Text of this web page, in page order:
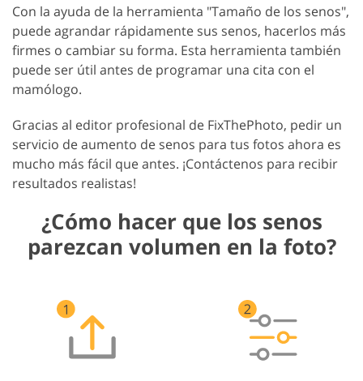
Con la ayuda de la herramienta "Tamaño de los senos",
puede agrandar rápidamente sus senos, hacerlos más
firmes o cambiar su forma. Esta herramienta también
puede ser útil antes de programar una cita con el
mamólogo.
Gracias al editor profesional de FixThePhoto, pedir un
servicio de aumento de senos para tus fotos ahora es
mucho más fácil que antes. ¡Contáctenos para recibir
resultados realistas!
¿Cómo hacer que los senos
parezcan volumen en la foto?